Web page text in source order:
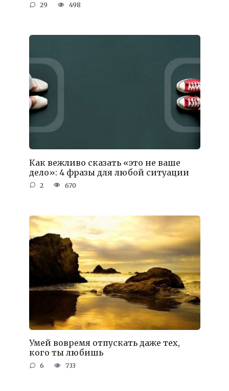
29 498
Как вежливо сказать «это не ваше
дело»: 4 фразы для любой ситуации
2 670
Умей вовремя отпускать даже тех,
кого ты любишь
6 733